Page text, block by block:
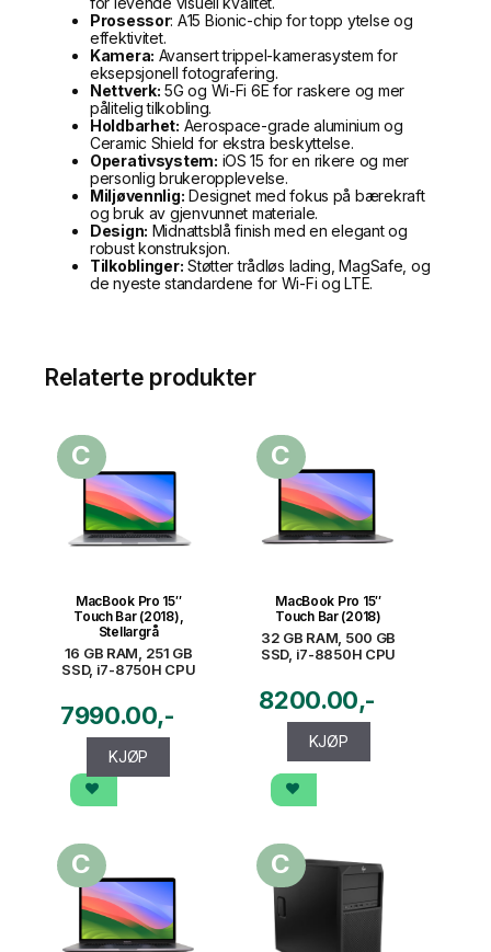
Prosessor: A15 Bionic-chip for topp ytelse og
effektivitet.
Kamera: Avansert trippel-kamerasystem for
eksepsjonell fotografering.
Nettverk: 5G og Wi-Fi 6E for raskere og mer
pålitelig tilkobling.
Holdbarhet: Aerospace-grade aluminium og
Ceramic Shield for ekstra beskyttelse.
Operativsystem: iOS 15 for en rikere og mer
personlig brukeropplevelse.
Miljøvennlig: Designet med fokus på bærekraft
og bruk av gjenvunnet materiale.
Design: Midnattsblå finish med en elegant og
robust konstruksjon.
Tilkoblinger: Støtter trådløs lading, MagSafe, og
de nyeste standardene for Wi-Fi og LTE.
Relaterte produkter
C
MacBook Pro 15″
Touch Bar (2018),
Stellargrå
16 GB RAM, 251 GB
SSD, i7-8750H CPU
7990.00
KJØP
C
MacBook Pro 15″
Touch Bar (2018)
32 GB RAM, 500 GB
SSD, i7-8850H CPU
8200.00
KJØP
C C